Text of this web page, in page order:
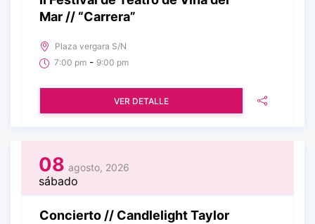
Mar // “Carrera”
Plaza vergara S/N
7:00 pm - 9:00 pm
VER DETALLE
08 agosto, 2026
sábado
Concierto // Candlelight Taylor